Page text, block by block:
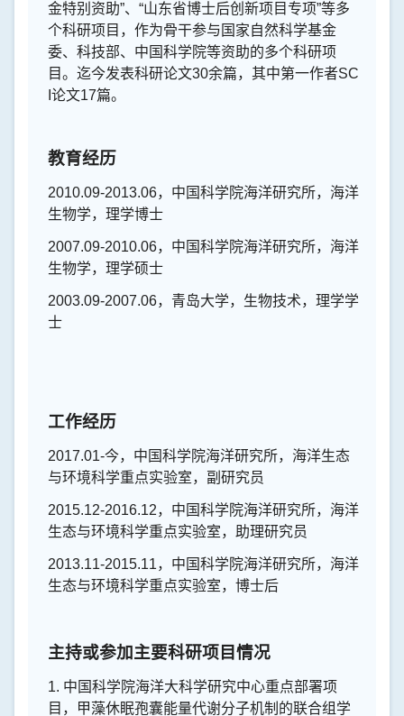
金特别资助”、“山东省博士后创新项目专项”等多
个科研项目，作为骨干参与国家自然科学基金
委、科技部、中国科学院等资助的多个科研项
目。迄今发表科研论文30余篇，其中第一作者SC
论文17篇。
教育经历
2010.09-2013.06，中国科学院海洋研究所，海洋
生物学，理学博士
2007.09-2010.06，中国科学院海洋研究所，海洋
生物学，理学硕士
2003.09-2007.06，青岛大学，生物技术，理学学
士
工作经历
2017.01-今，中国科学院海洋研究所，海洋生态
与环境科学重点实验室，副研究员
2015.12-2016.12，中国科学院海洋研究所，海洋
生态与环境科学重点实验室，助理研究员
2013.11-2015.11，中国科学院海洋研究所，海洋
生态与环境科学重点实验室，博士后
主持或参加主要科研项目情况
1. 中国科学院海洋大科学研究中心重点部署项
目，甲藻休眠孢囊能量代谢分子机制的联合组学